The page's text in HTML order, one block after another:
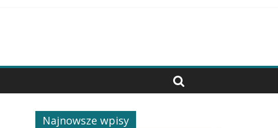
Najnowsze wpisy